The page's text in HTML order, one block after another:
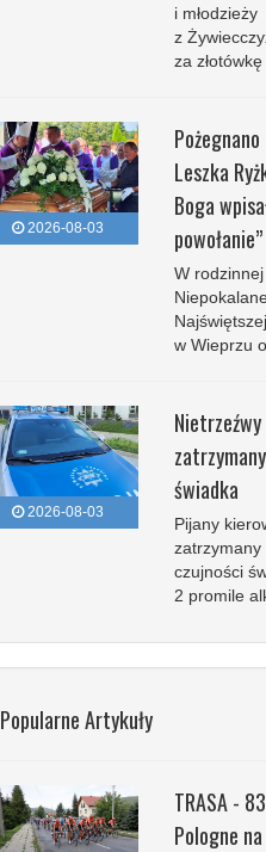
i młodzieży
z
za
2026-08-03
Leszka
Boga
powołanie”
W
w Wieprzu
2026-08-03
świadka
Pijany
zatrzymany
czujności
2 promile
Popularne Artykuły
TRASA -
Pologne na